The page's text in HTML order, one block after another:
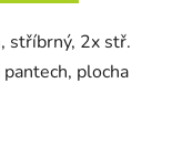
stříbrný, 2x stř.
plocha